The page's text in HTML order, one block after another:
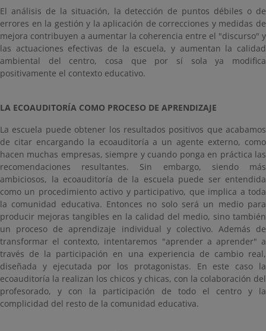
El análisis de la situación, la detección de puntos débiles o de
errores en la gestión y la aplicación de correcciones y medidas de
mejora contribuyen a aumentar la coherencia entre el "discurso" y
las actuaciones efectivas de la escuela, y aumentan la calidad
ambiental del centro, cosa que por sí sola ya modifica
positivamente el contexto educativo.
LA ECOAUDITORÍA COMO PROCESO DE APRENDIZAJE
La escuela puede obtener los resultados positivos que acabamos
de citar encargando la ecoauditoría a un agente externo, como
hacen muchas empresas, siempre y cuando ponga en práctica las
recomendaciones resultantes. Sin embargo, siendo más
ambiciosos, la ecoauditoría de la escuela puede ser entendida
como un procedimiento activo y participativo, que implica a toda
la comunidad educativa. Entonces no solo será un medio para
producir mejoras tangibles en la calidad del medio, sino también
un proceso de aprendizaje individual y colectivo. Además de
transformar el contexto, intentaremos "aprender a aprender" a
través de la participación en una experiencia de cambio real,
diseñada y ejecutada por los protagonistas. En este caso la
ecoauditoría la realizan los chicos y chicas, con la colaboración del
profesorado, y con la participación de todo el centro y la
complicidad del resto de la comunidad educativa.